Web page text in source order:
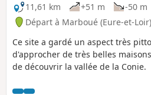
11,61 km
+51 m -50 m
Départ à Marboué (Eure-et-Loir)
Ce site a gardé un aspect très
d'approcher de très belles
de découvrir la vallée de la Conie.